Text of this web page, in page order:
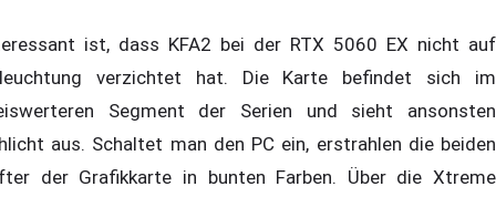
ist, dass KFA2 bei der RTX 5060 EX nicht auf
verzichtet hat. Die Karte befindet sich im
Segment der Serien und sieht ansonsten
aus. Schaltet man den PC ein, erstrahlen die beiden
der Grafikkarte in bunten Farben. Über die Xtreme